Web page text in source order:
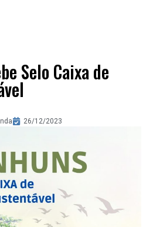
Selo Caixa de
26/12/2023